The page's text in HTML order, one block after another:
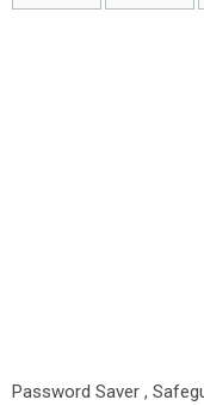
Password Saver ,